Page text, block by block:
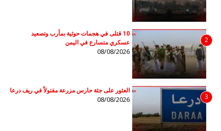
2
10 قتلى في هجمات حوثية بمأرب وتصعيد
عسكري متسارع في اليمن
08/08/2026
3
العثور على جثة حارس مزرعة مقتولاً في ريف درعا
08/08/2026